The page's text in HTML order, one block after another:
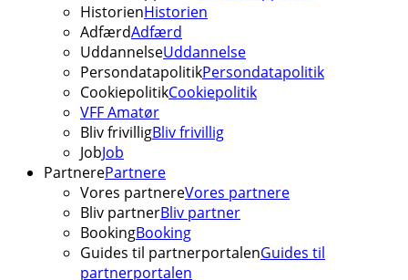
HistorienHistorien
AdfærdAdfærd
UddannelseUddannelse
PersondatapolitikPersondatapolitik
CookiepolitikCookiepolitik
VFF Amatør
Bliv frivilligBliv frivillig
JobJob
PartnerePartnere
Vores partnereVores partnere
Bliv partnerBliv partner
BookingBooking
Guides til partnerportalenGuides til
partnerportalen